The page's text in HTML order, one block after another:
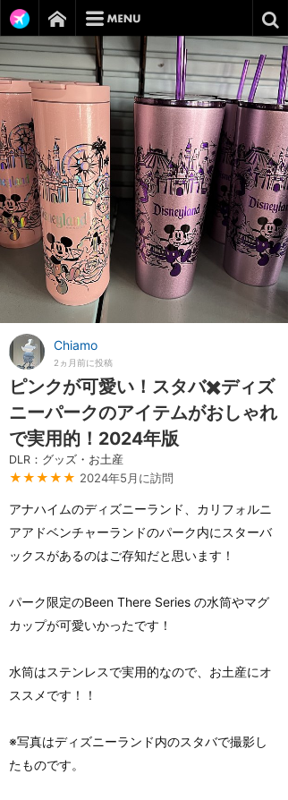
Chiamo
2ヵ月前に投稿
ピンクが可愛い！スタバ✖️ディズ
ニーパークのアイテムがおしゃれ
で実用的！2024年版
DLR：グッズ・お土産
★★★★★ 2024年5月に訪問
アナハイムのディズニーランド、カリフォルニ
アアドベンチャーランドのパーク内にスターバ
ックスがあるのはご存知だと思います！
パーク限定のBeen There Series の水筒やマグ
カップが可愛いかったです！
水筒はステンレスで実用的なので、お土産にオ
ススメです！！
※写真はディズニーランド内のスタバで撮影し
たものです。